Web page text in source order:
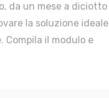
da un mese a diciotto
la soluzione ideale
Compila il modulo e